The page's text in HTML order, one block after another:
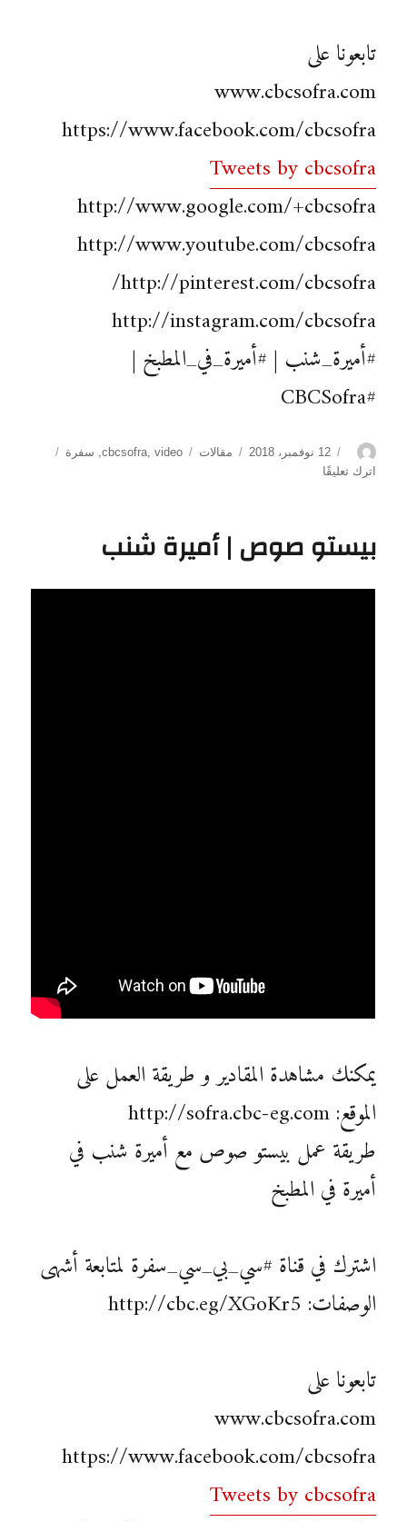
تابعونا على
www.cbcsofra.com
https://www.facebook.com/cbcsofra
Tweets by cbcsofra
http://www.google.com/+cbcsofra
http://www.youtube.com/cbcsofra
http://pinterest.com/cbcsofra/
http://instagram.com/cbcsofra
#أميرة_شنب | #أميرة_في_المطبخ |
#CBCSofra
الكاتبنُشرت
في
12 نوفمبر، 2018 التصنيفات
مقالات الوسومcbcsofra, video
, سفرة
اترك تعليقًا
أميرة
شنب
بيستو صوص | أميرة شنب
يمكنك مشاهدة المقادير و طريقة العمل على
الموقع: http://sofra.cbc-eg.com
طريقة عمل بيستو صوص مع أميرة شنب في
أميرة في المطبخ
اشترك في قناة #سي_بي_سي_سفرة لمتابعة أشهى
الوصفات: http://cbc.eg/XGoKr5
تابعونا على
www.cbcsofra.com
https://www.facebook.com/cbcsofra
Tweets by cbcsofra